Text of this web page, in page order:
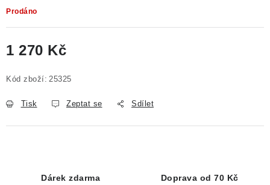
Prodáno
1 270 Kč
Kód zboží: 25325
Tisk Zeptat se Sdílet
Dárek zdarma Doprava od 70 Kč